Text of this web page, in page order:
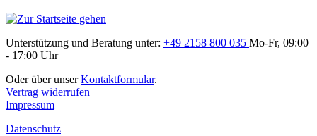
Unterstützung und Beratung unter: +49 2158 800 035 Mo-Fr, 09:00
- 17:00 Uhr
Oder über unserKontaktformular.
Vertrag widerrufen
Impressum
Datenschutz